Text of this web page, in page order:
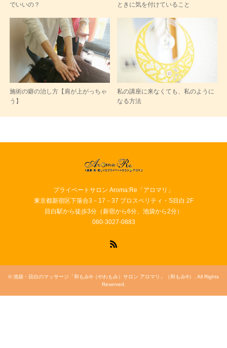
でいいの？
ときに気を付けていること
施術の癖の治し方【肩が上がっちゃ
う】
私の講座に来なくても、私のように
なる方法
プライベートサロン Aroma:Re「アロマリ」
東京都新宿区下落合3－17－37 プロスペリティ・S目白 2F
目白駅から徒歩3分（新宿から6分、池袋から2分）
080-3027-0883
©池袋・目白のマッサージ「和もみ®（やわもみ）サロン アロマリ」（和もみ®）
. All Rights
Reserved.